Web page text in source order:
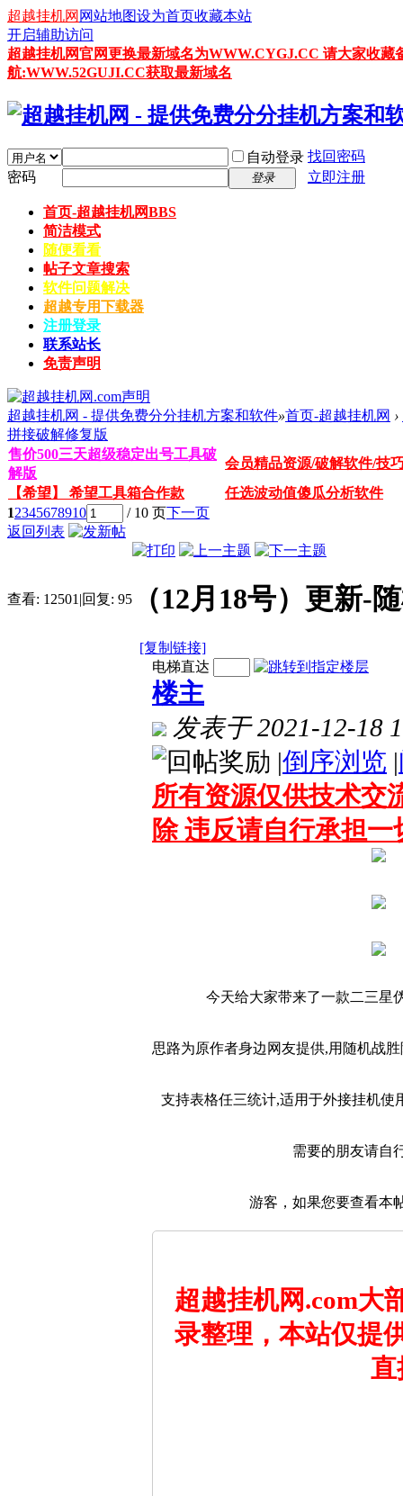
超越挂机网 网站地图设为首页收藏本站
开启辅助访问
超越挂机网官网更换最新域名为WWW.CYGJ.CC 请大家收
航:WWW.52GUJI.CC获取最新域名
自动登录 找回密码
密码
登录 立即注册
首页-超越挂机网BBS
简洁模式
随便看看
帖子文章搜索
软件问题解决
超越专用下载器
注册登录
联系站长
免责声明
超越挂机网 - 提供免费分分挂机方案和软件»首页-超越挂机网 ›
拼接破解修复版
售价500三天超级稳定出号工具破
解版
会员精品资源/破解软件/技
【希望】 希望工具箱合作款
任选波动值傻瓜分析软件
12345678910 / 10 页下一页
返回列表
查看: 12501 |回复: 95 （12月18号）更新-
[复制链接]
电梯直达
楼主
发表于 2021-12-18
|倒序浏览 |
所有资源仅供技术交
除 违反请自行承担
今天给大家带来了一款二三星
思路为原作者身边网友提供,用随机战
支持表格任三统计,适用于外接挂机使
需要的朋友请自
游客，如果您要查看本
超越挂机网.com大
录整理，本站仅提
直